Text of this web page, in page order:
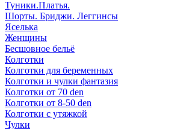
Туники.Платья.
Шорты. Бриджи. Леггинсы
Яселька
Женщины
Бесшовное бельё
Колготки
Колготки для беременных
Колготки и чулки фантазия
Колготки от 70 den
Колготки от 8-50 den
Колготки с утяжкой
Чулки